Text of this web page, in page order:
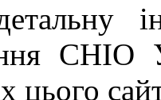
СНІО
цього